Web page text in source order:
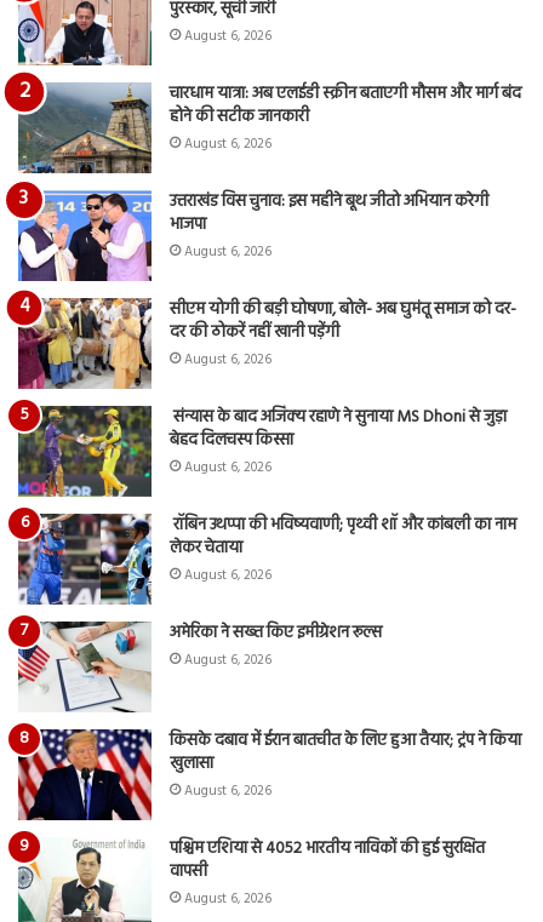
पुरस्कार, सूची जारी
August 6, 2026
चारधाम यात्रा: अब एलईडी स्क्रीन बताएगी मौसम और मार्ग बंद
होने की सटीक जानकारी
August 6, 2026
उत्तराखंड विस चुनाव: इस महीने बूथ जीतो अभियान करेगी
भाजपा
August 6, 2026
सीएम योगी की बड़ी घोषणा, बोले- अब घुमंतू समाज को दर-
दर की ठोकरें नहीं खानी पड़ेंगी
August 6, 2026
संन्यास के बाद अजिंक्‍य रहाणे ने सुनाया MS Dhoni से जुड़ा
बेहद दिलचस्प किस्सा
August 6, 2026
रॉबिन उथप्पा की भविष्यवाणी; पृथ्वी शॉ और कांबली का नाम
लेकर चेताया
August 6, 2026
अमेरिका ने सख्त किए इमीग्रेशन रूल्स
August 6, 2026
किसके दबाव में ईरान बातचीत के लिए हुआ तैयार; ट्रंप ने किया
खुलासा
August 6, 2026
पश्चिम एशिया से 4052 भारतीय नाविकों की हुई सुरक्षित
वापसी
August 6, 2026